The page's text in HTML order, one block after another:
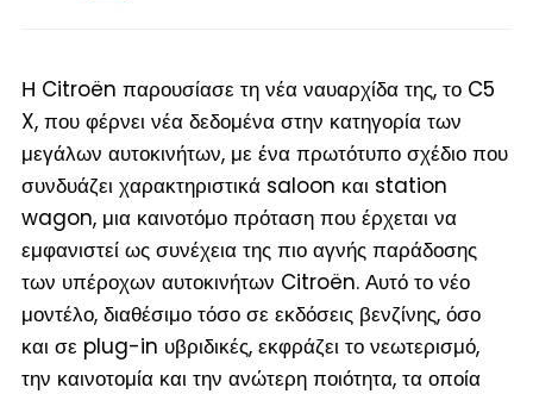
Η Citroën παρουσίασε τη νέα ναυαρχίδα της, το C5
X, που φέρνει νέα δεδομένα στην κατηγορία των
μεγάλων αυτοκινήτων, με ένα πρωτότυπο σχέδιο που
συνδυάζει χαρακτηριστικά saloon και station
wagon, μια καινοτόμο πρόταση που έρχεται να
εμφανιστεί ως συνέχεια της πιο αγνής παράδοσης
των υπέροχων αυτοκινήτων Citroën. Αυτό το νέο
μοντέλο, διαθέσιμο τόσο σε εκδόσεις βενζίνης, όσο
και σε plug-in υβριδικές, εκφράζει το νεωτερισμό,
την καινοτομία και την ανώτερη ποιότητα, τα οποία